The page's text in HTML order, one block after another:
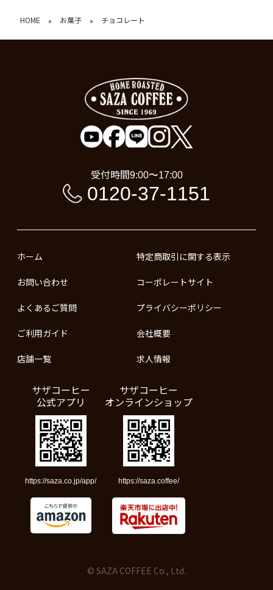
HOME » お菓子 » チョコレート
受付時間9:00〜17:00
0120-37-1151
ホーム
お問い合わせ
よくあるご質問
ご利用ガイド
店舗一覧
特定商取引に関する表示
コーポレートサイト
プライバシーポリシー
会社概要
求人情報
サザコーヒー
公式アプリ
https://saza.co.jp/app/
サザコーヒー
オンラインショップ
https://saza.coffee/
© SAZA COFFEE Co., Ltd.